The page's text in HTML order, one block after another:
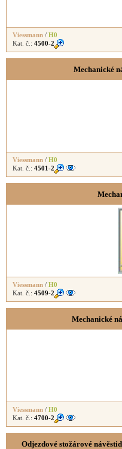
Viessmann / H0
Kat. č.: 4500-2
Mechanické
Viessmann / H0
Kat. č.: 4501-2
Viessmann / H0
Kat. č.: 4509-2
Mechanické
Viessmann / H0
Kat. č.: 4700-2
Odjezdové stožárové